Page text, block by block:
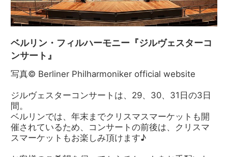
ベルリン・フィルハーモニー『ジルヴェスターコ
ンサート』
写真© Berliner Philharmoniker official website
ジルヴェスターコンサートは、29、30、31日の3日
間。
ベルリンでは、年末までクリスマスマーケットも開
催されているため、コンサートの前後は、クリスマ
スマーケットもお楽しみ頂けます♪